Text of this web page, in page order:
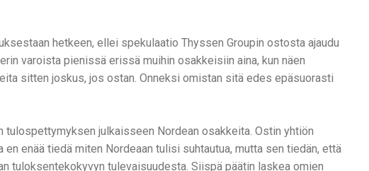
hetkeen, ellei spekulaatio Thyssen Groupin ostosta ajaudu
varoista pienissä erissä muihin osakkeisiin aina, kun näen
sitten joskus, jos ostan. Onneksi omistan sitä edes epäsuorasti
tulospettymyksen julkaisseen Nordean osakkeita. Ostin yhtiön
enää tiedä miten Nordeaan tulisi suhtautua, mutta sen tiedän, että
tuloksentekokyvyn tulevaisuudesta. Siispä päätin laskea omien